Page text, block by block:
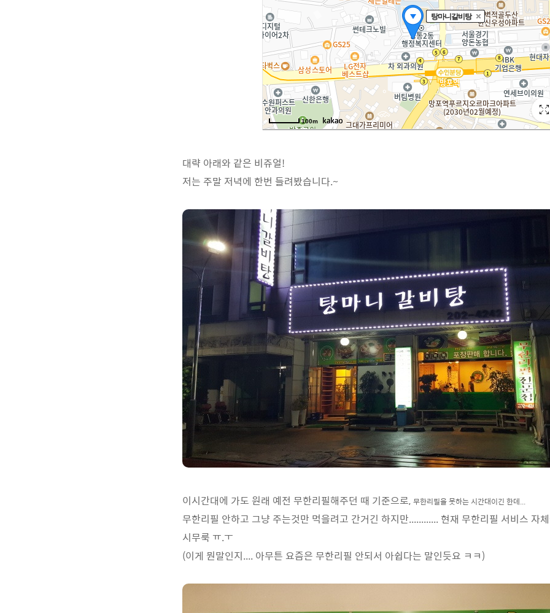
대략 아래와 같은 비쥬얼!
저는 주말 저녁에 한번 들려봤습니다.~
이시간대에 가도 원래 예전 무한리필해주던 때 기준으로, 무한리필을 못하는 시간대이긴 한데...
무한리필 안하고 그냥 주는것만 먹을려고 간거긴 하지만............ 현재 무한리필 서비스 자
시무룩 ㅠ.ㅜ
(이게 뭔말인지.... 아무튼 요즘은 무한리필 안되서 아쉽다는 말인듯요 ㅋㅋ)